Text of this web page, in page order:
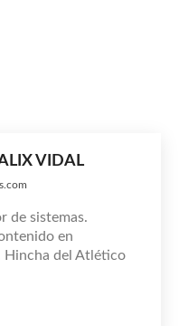
VIDAL
de sistemas.
en
Hincha del Atlético